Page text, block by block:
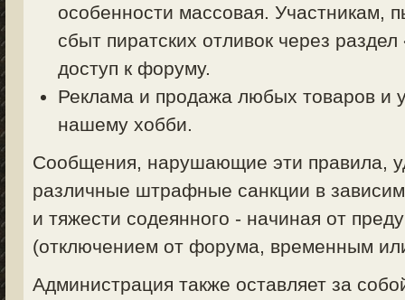
особенности массовая. Участникам,
сбыт пиратских отливок через
доступ к форуму.
Реклама и продажа любых товаров и
нашему хобби.
Сообщения, нарушающие эти правила,
различные штрафные санкции в
и тяжести содеянного - начиная от
(отключением от форума, временным
Администрация также оставляет за